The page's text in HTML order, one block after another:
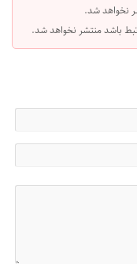
نخواهد شد.
باشد منتشر نخواهد شد.